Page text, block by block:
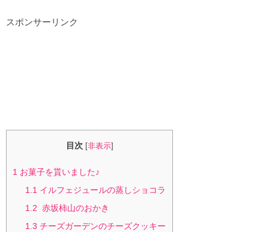
スポンサーリンク
目次 [非表示]
1 お菓子を貰いました♪
1.1 イルフェジュールの蒸しショコラ
1.2 赤坂柿山のおかき
1.3 チーズガーデンのチーズクッキー